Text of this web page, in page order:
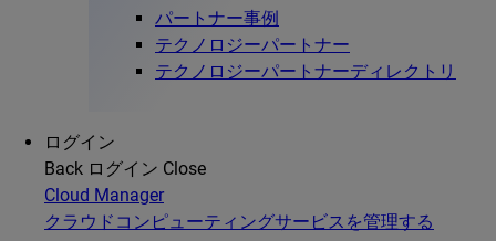
パートナー事例
テクノロジーパートナー
テクノロジーパートナーディレクトリ
ログイン
Back ログイン Close
Cloud Manager
クラウドコンピューティングサービスを管理する